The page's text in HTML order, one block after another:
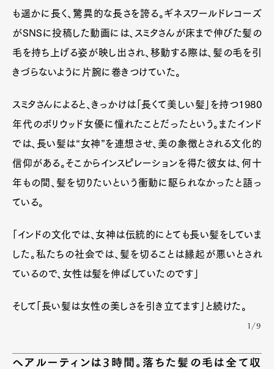
も遥かに長く、驚異的な長さを誇る。ギネスワールドレコーズ
がSNSに投稿した動画には、スミタさんが床まで伸びた髪の
毛を持ち上げる姿が映し出され、移動する際は、髪の毛を引
きづらないように片腕に巻きつけていた。
スミタさんによると、きっかけは「長くて美しい髪」を持つ1980
年代のボリウッド女優に憧れたことだったという。またインド
では、長い髪は“女神”を連想させ、美の象徴とされる文化的
信仰がある。そこからインスピレーションを得た彼女は、何十
年もの間、髪を切りたいという衝動に駆られなかったと語っ
ている。
「インドの文化では、女神は伝統的にとても長い髪をしていま
した。私たちの社会では、髪を切ることは縁起が悪いとされ
ているので、女性は髪を伸ばしていたのです」
そして「長い髪は女性の美しさを引き立てます」と続けた。
1/9
ヘアルーティンは3時間。落ちた髪の毛は全て収